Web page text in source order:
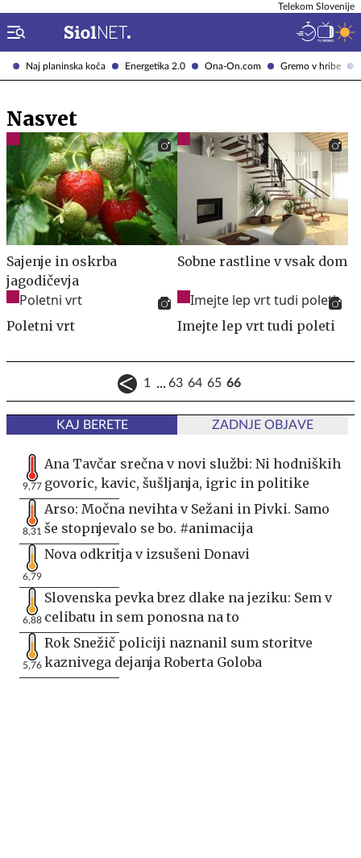
Naj planinska koča Energetika 2.0 Ona-On.com Gremo v hribe
Telekom Slovenije
Nasvet
Sajenje in oskrba
jagodičevja
Sobne rastline v vsak dom
Poletni vrt Imejte lep vrt tudi poleti
1 ... 63 64 65 66
KAJ BERETE ZADNJE OBJAVE
9,77
Ana Tavčar srečna v novi službi: Ni hodniških
govoric, kavic, šušljanja, igric in politike
8,31
Arso: Močna nevihta v Sežani in Pivki. Samo
še stopnjevalo se bo. #animacija
6,79
Nova odkritja v izsušeni Donavi
6,88
Slovenska pevka brez dlake na jeziku: Sem v
celibatu in sem ponosna na to
5,76
Rok Snežič policiji naznanil sum storitve
kaznivega dejanja Roberta Goloba